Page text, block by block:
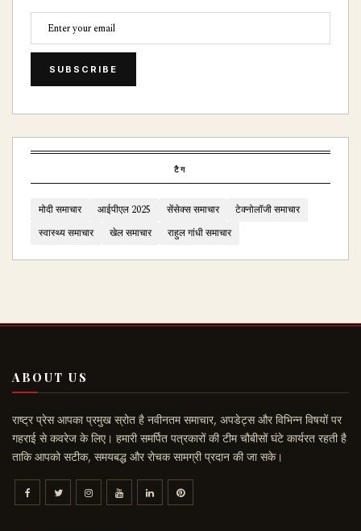
SUBSCRIBE
टैग
मोदी समाचार आईपीएल 2025 सेंसेक्स समाचार
टेक्नोलॉजी समाचार
स्वास्थ्य समाचार
खेल समाचार राहुल गांधी समाचार
ABOUT US
राष्ट्र प्रेस आपका प्रमुख स्रोत है नवीनतम समाचार, अपडेट्स और विभिन्न विषयों पर
गहराई से कवरेज के लिए। हमारी समर्पित पत्रकारों की टीम चौबीसों घंटे कार्यरत रहती है
ताकि आपको सटीक, समयबद्ध और रोचक सामग्री प्रदान की जा सके।